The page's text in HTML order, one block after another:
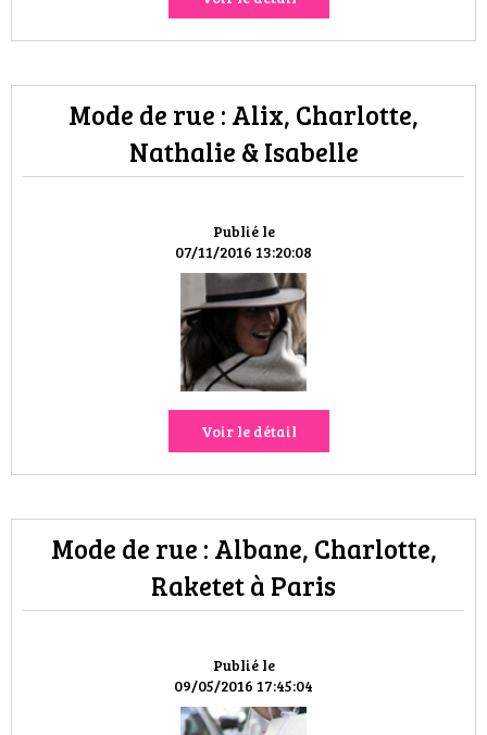
Publié le
07/11/2016 13:20:08
Mode de rue : Alix, Charlotte,
Nathalie & Isabelle
Voir le détail
Publié le
09/05/2016 17:45:04
Mode de rue : Albane, Charlotte,
Raketet à Paris